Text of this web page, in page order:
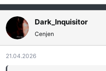
e
a
g
v
a
n
Dark_Inquisitor
Cenjen
21.04.2026